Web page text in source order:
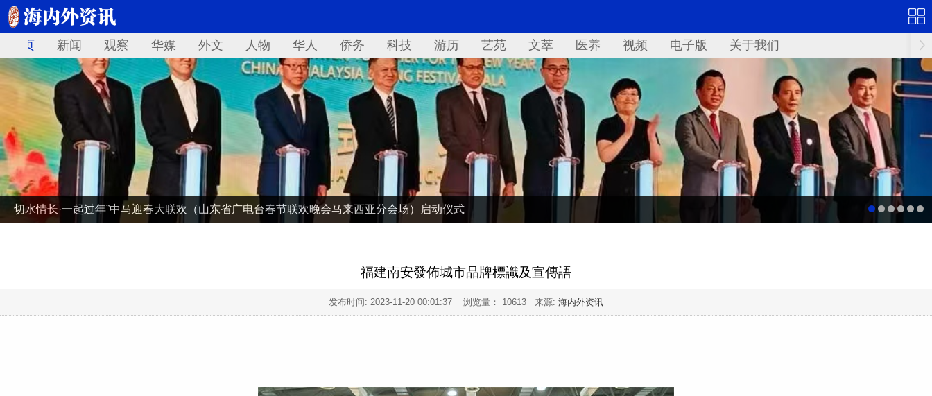
首页 新闻 观察 华媒 外文 人物 华人 侨务 科技 游历 艺苑 文萃 医养 视频 电子版 关于我们
切水情长·一起过年”中马迎春大联欢（山东省广电台春节联欢晚会马来西亚分会场）启动仪式
福建南安發佈城市品牌標識及宣傳語
发布时间: 2023-11-20 00:01:37 浏览量： 10613 来源: 海内外资讯